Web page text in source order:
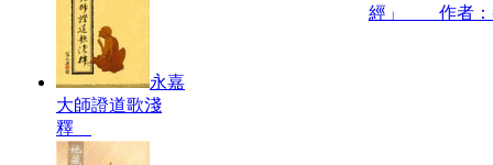
永嘉
大師證道歌淺
釋
經」 作者：